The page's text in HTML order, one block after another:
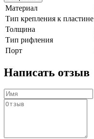
Материал
Тип крепления к пластине
Толщина
Тип рифления
Порт
Написать отзыв